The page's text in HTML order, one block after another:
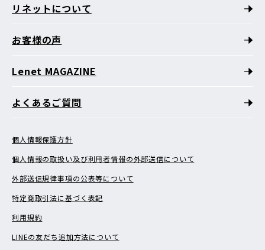
リネットについて
お客様の声
Lenet MAGAZINE
よくあるご質問
個人情報保護方針
個人情報の取扱い及び利用者情報の外部送信について
外部送信規律事項の公表等について
特定商取引法に基づく表記
利用規約
LINEの友だち追加方法について